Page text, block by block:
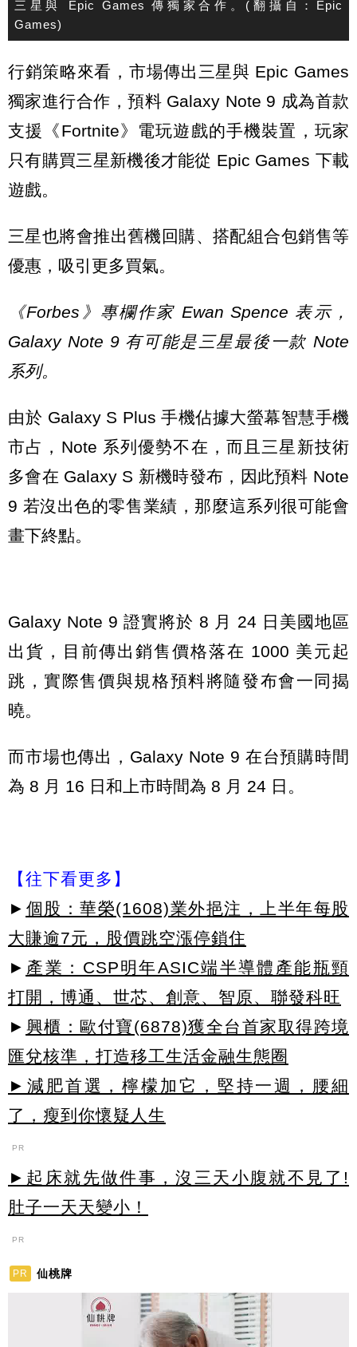
三星與 Epic Games 傳獨家合作。(翻攝自：Epic
Games)
行銷策略來看，市場傳出三星與 Epic Games
獨家進行合作，預料 Galaxy Note 9 成為首款
支援《Fortnite》電玩遊戲的手機裝置，玩家
只有購買三星新機後才能從 Epic Games 下載
遊戲。
三星也將會推出舊機回購、搭配組合包銷售等
優惠，吸引更多買氣。
《Forbes》專欄作家 Ewan Spence 表示，
Galaxy Note 9 有可能是三星最後一款 Note
系列。
由於 Galaxy S Plus 手機佔據大螢幕智慧手機
市占，Note 系列優勢不在，而且三星新技術
多會在 Galaxy S 新機時發布，因此預料 Note
9 若沒出色的零售業績，那麼這系列很可能會
畫下終點。
Galaxy Note 9 證實將於 8 月 24 日美國地區
出貨，目前傳出銷售價格落在 1000 美元起
跳，實際售價與規格預料將隨發布會一同揭
曉。
而市場也傳出，Galaxy Note 9 在台預購時間
為 8 月 16 日和上市時間為 8 月 24 日。
【往下看更多】
► 個股：華榮(1608)業外挹注，上半年每股
大賺逾7元，股價跳空漲停鎖住
► 產業：CSP明年ASIC端半導體產能瓶頸
打開，博通、世芯、創意、智原、聯發科旺
► 興櫃：歐付寶(6878)獲全台首家取得跨境
匯兌核準，打造移工生活金融生態圈
►減肥首選，檸檬加它，堅持一週，腰細
了，瘦到你懷疑人生
PR
►起床就先做件事，沒三天小腹就不見了!
肚子一天天變小！
PR
PR 仙桃牌